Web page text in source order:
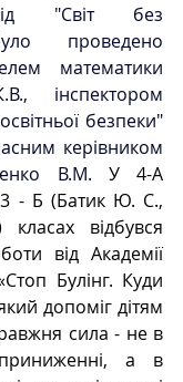
"Світ без
проведено
математики
інспектором
безпеки"
керівником
В.М. У 4-А
- Б (Батик Ю. С.,
відбувся
від Академії
Булінг. Куди
допоміг дітям
сила - не в
а в